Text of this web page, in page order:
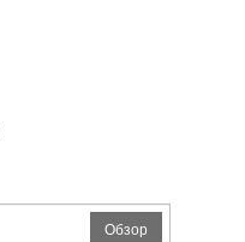
Обзор